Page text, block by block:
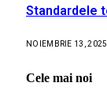
Standardele
NOIEMBRIE 13, 2025
Cele mai noi